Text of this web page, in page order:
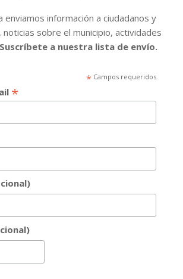
enviamos información a ciudadanos y
noticias sobre el municipio, actividades
Suscríbete a nuestra lista de envío.
*Campos requeridos
*